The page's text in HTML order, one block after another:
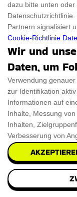
dazu bitte unten
Partnern signalisiert
Cookie-Richtlinie
Wir und
Daten, um
Verwendung
zur Identifikation
Informationen auf
Inhalte, Messung
Inhalten,
Verbesserung von